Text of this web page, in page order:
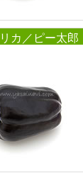
カ／ピー太郎